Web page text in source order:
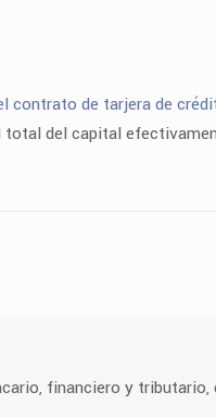
contrato de tarjera de
del capital
financiero y